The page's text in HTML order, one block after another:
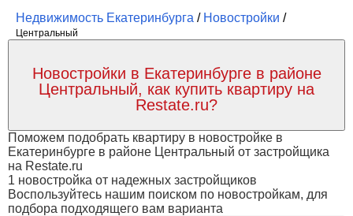
Недвижимость Екатеринбурга / Новостройки /
Центральный
Новостройки в Екатеринбурге в районе
Центральный, как купить квартиру на
Restate.ru?
Поможем подобрать квартиру в новостройке в
Екатеринбурге в районе Центральный от застройщика
на Restate.ru
1 новостройка от надежных застройщиков
Воспользуйтесь нашим поиском по новостройкам, для
подбора подходящего вам варианта